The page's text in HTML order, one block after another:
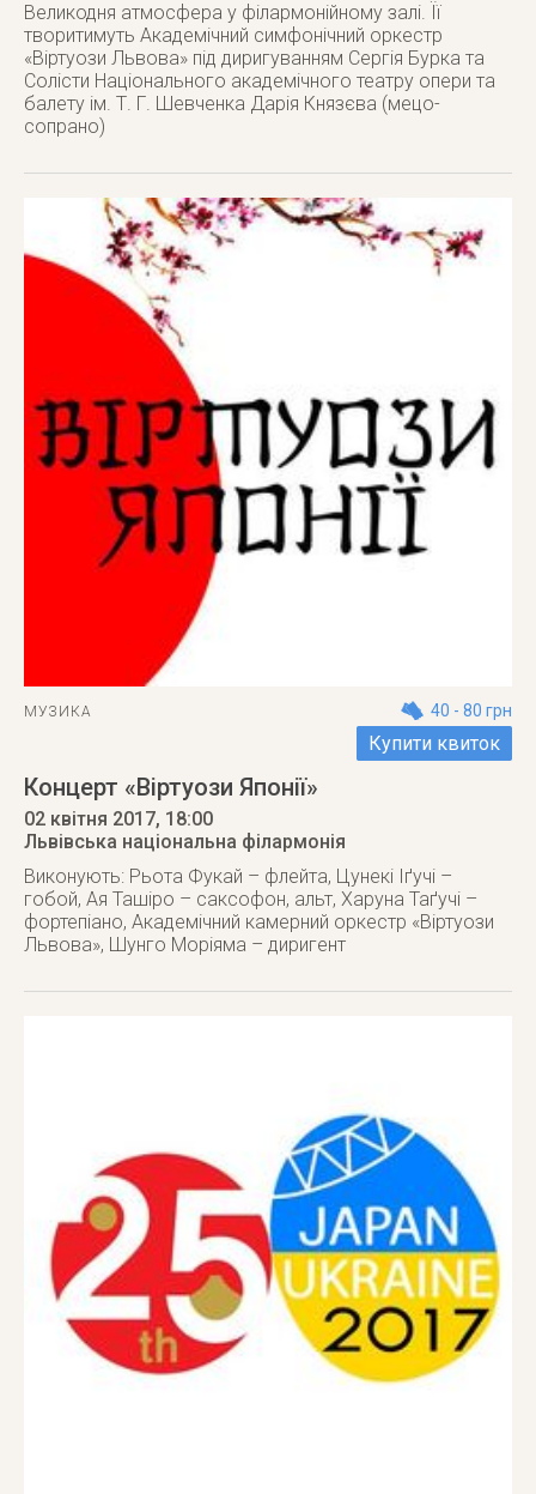
Великодня атмосфера у філармонійному залі. Її
творитимуть Академічний симфонічний оркестр
«Віртуози Львова» під диригуванням Сергія Бурка та
Солісти Національного академічного театру опери та
балету ім. Т. Г. Шевченка Дарія Князєва (мецо-
сопрано)
МУЗИКА 40 - 80 грн
Купити квиток
Концерт «Віртуози Японії»
02 квітня 2017, 18:00
Львівська національна філармонія
Виконують: Рьота Фукай – флейта, Цунекі Іґучі –
гобой, Ая Ташіро – саксофон, альт, Харуна Таґучі –
фортепіано, Академічний камерний оркестр «Віртуози
Львова», Шунго Моріяма – диригент